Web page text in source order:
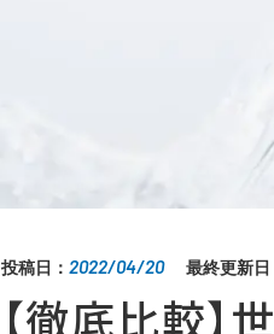
投稿日： 2022/04/20 最終更新日
【徹底比較